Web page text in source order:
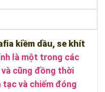
kiềm dầu, se khít
là một trong các
cũng đồng thời
và chiếm đóng